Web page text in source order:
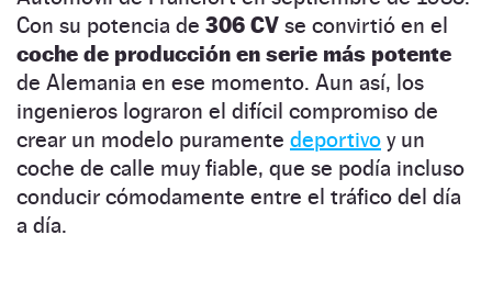
Con su potencia de 306 CV se convirtió en el
coche de producción en serie más potente
de Alemania en ese momento. Aun así, los
ingenieros lograron el difícil compromiso de
crear un modelo puramente deportivo y un
coche de calle muy fiable, que se podía incluso
conducir cómodamente entre el tráfico del día
a día.